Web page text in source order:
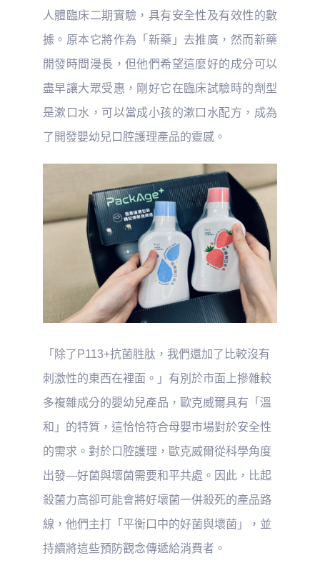
人體臨床二期實驗，具有安全性及有效性的數
據。原本它將作為「新藥」去推廣，然而新藥
開發時間漫長，但他們希望這麼好的成分可以
盡早讓大眾受惠，剛好它在臨床試驗時的劑型
是漱口水，可以當成小孩的漱口水配方，成為
了開發嬰幼兒口腔護理產品的靈感。
「除了P113+抗菌胜肽，我們還加了比較沒有
刺激性的東西在裡面。」有別於市面上摻雜較
多複雜成分的嬰幼兒產品，歐克威爾具有「溫
和」的特質，這恰恰符合母嬰市場對於安全性
的需求。對於口腔護理，歐克威爾從科學角度
出發—好菌與壞菌需要和平共處。因此，比起
殺菌力高卻可能會將好壞菌一併殺死的產品路
線，他們主打「平衡口中的好菌與壞菌」，並
持續將這些預防觀念傳遞給消費者。